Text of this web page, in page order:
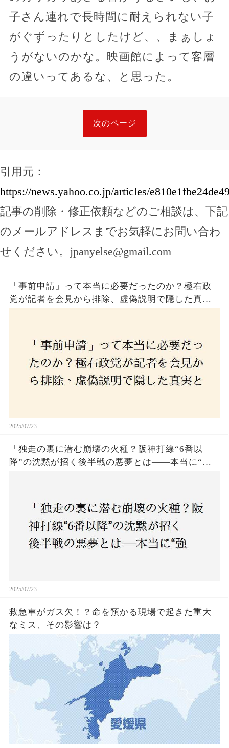
子さん連れで長時間に耐えられない子
がぐずったりとしたけど、、まぁしょ
うがないのかな。映画館によって客層
の違いってあるな、と思った。
次のページ
引用元：
https://news.yahoo.co.jp/articles/
記事の削除・修正依頼などのご相談は、下記
のメールアドレスまでお気軽にお問い合わ
せください。 jpanyelse@gmail.com
「事前申請」って本当に必要だったのか？極右政
党が記者を会見から排除、虚偽説明で隠した真実
2025/07/23
「独走の裏に潜む崩壊の火種？阪神打線“6番以
降”の沈黙が招く後半戦の悪夢とは——本当に“強
2025/07/23
救急車がガス欠！？命を預かる現場で起きた重大
なミス、その影響は？